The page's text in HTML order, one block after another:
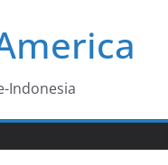
Indonesia